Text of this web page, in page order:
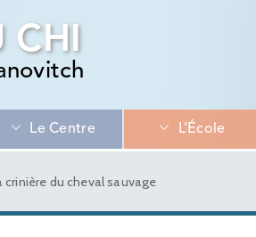
CHI
Le Centre L’École
crinière du cheval sauvage